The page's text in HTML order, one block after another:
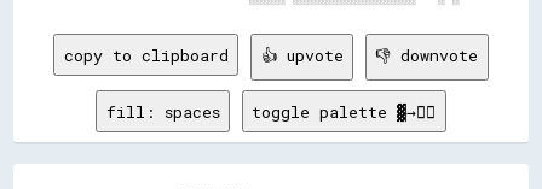
copy to clipboard 👍 upvote 👎 downvote
fill: spaces toggle palette ▓→✊🏽